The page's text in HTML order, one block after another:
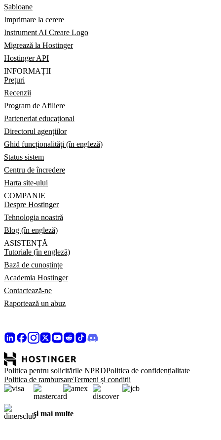
Șabloane
Imprimare la cerere
Instrument AI Creare Logo
Migrează la Hostinger
Hostinger API
INFORMAȚII
Prețuri
Recenzii
Program de Afiliere
Parteneriat educațional
Directorul agențiilor
Ghid funcționalități (în engleză)
Status sistem
Centru de încredere
Harta site-ului
COMPANIE
Despre Hostinger
Tehnologia noastră
Blog (în engleză)
ASISTENȚĂ
Tutoriale (în engleză)
Bază de cunoștințe
Academia Hostinger
Contactează-ne
Raportează un abuz
Politica pentru solicitările NPRDPolitica de confidențialitate
Politica de rambursareTermeni și condiții
și mai multe